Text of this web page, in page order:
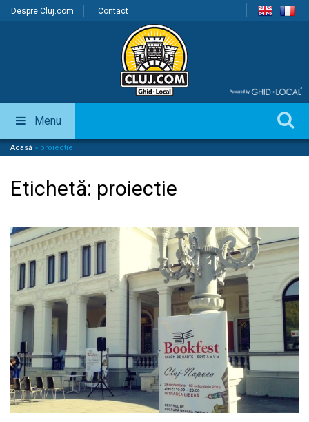
Despre Cluj.com Contact
Menu
Acasă » proiectie
Etichetă: proiectie